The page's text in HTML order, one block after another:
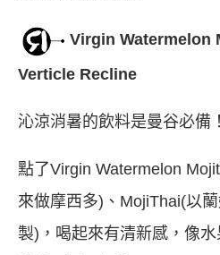
Virgin Watermelon
Verticle Recline
沁涼消暑的飲料是曼谷必備！
點了Virgin Watermelon
來做摩西多)、MojiThai(以
製)，喝起來有清新感，像